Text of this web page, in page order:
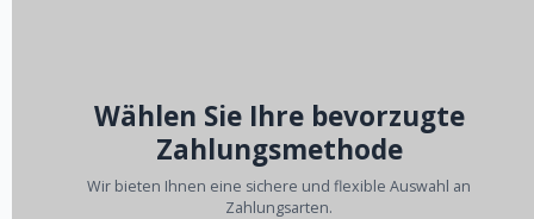
Wählen Sie Ihre bevorzugte
Zahlungsmethode
Wir bieten Ihnen eine sichere und flexible Auswahl an
Zahlungsarten.